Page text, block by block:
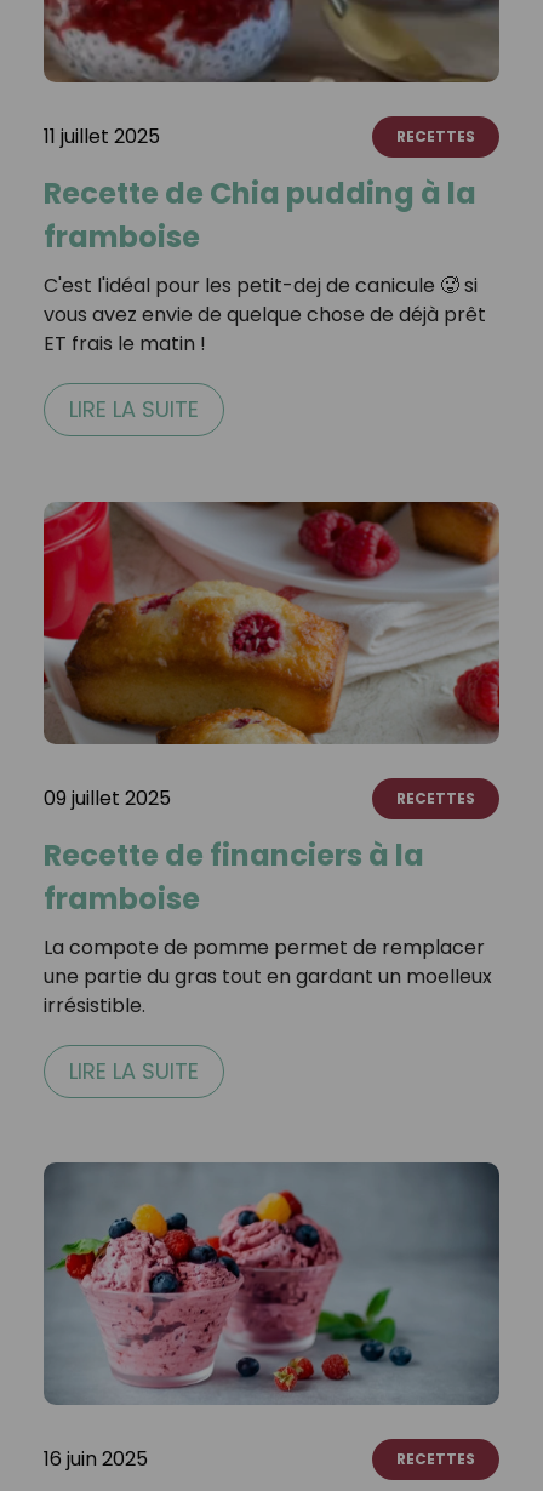
11 juillet 2025 RECETTES
Recette de Chia pudding à la
framboise
C'est l'idéal pour les petit-dej de canicule 🥵 si
vous avez envie de quelque chose de déjà prêt
ET frais le matin !
LIRE LA SUITE
09 juillet 2025 RECETTES
Recette de financiers à la
framboise
La compote de pomme permet de remplacer
une partie du gras tout en gardant un moelleux
irrésistible.
LIRE LA SUITE
16 juin 2025 RECETTES